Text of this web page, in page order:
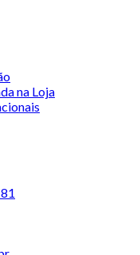
na Loja